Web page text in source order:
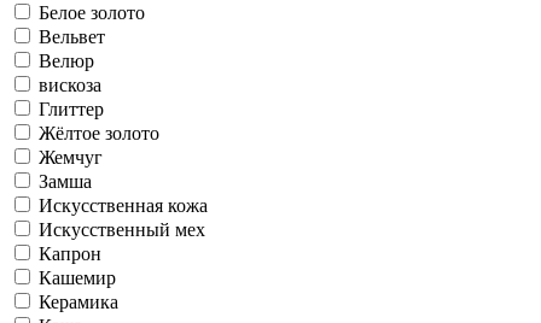
Белое золото
Вельвет
Велюр
вискоза
Глиттер
Жёлтое золото
Жемчуг
Замша
Искусственная кожа
Искусственный мех
Капрон
Кашемир
Керамика